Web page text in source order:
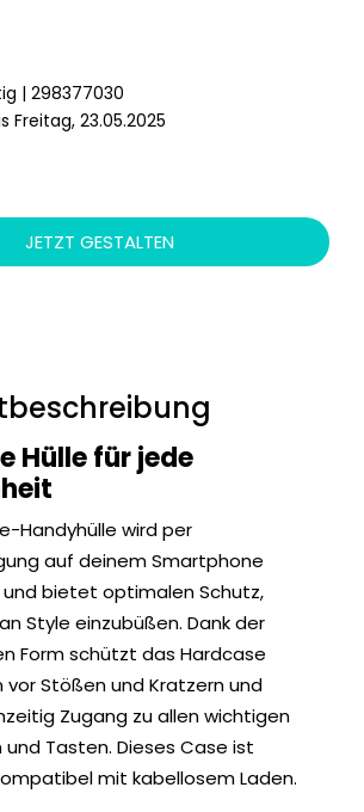
| 298377030
Freitag, 23.05.2025
JETZT GESTALTEN
Hülle für jede
Handyhülle wird per
auf deinem Smartphone
bietet optimalen Schutz,
Style einzubüßen. Dank der
Form schützt das Hardcase
vor Stößen und Kratzern und
Zugang zu allen wichtigen
und Tasten. Dieses Case ist
mit kabellosem Laden.